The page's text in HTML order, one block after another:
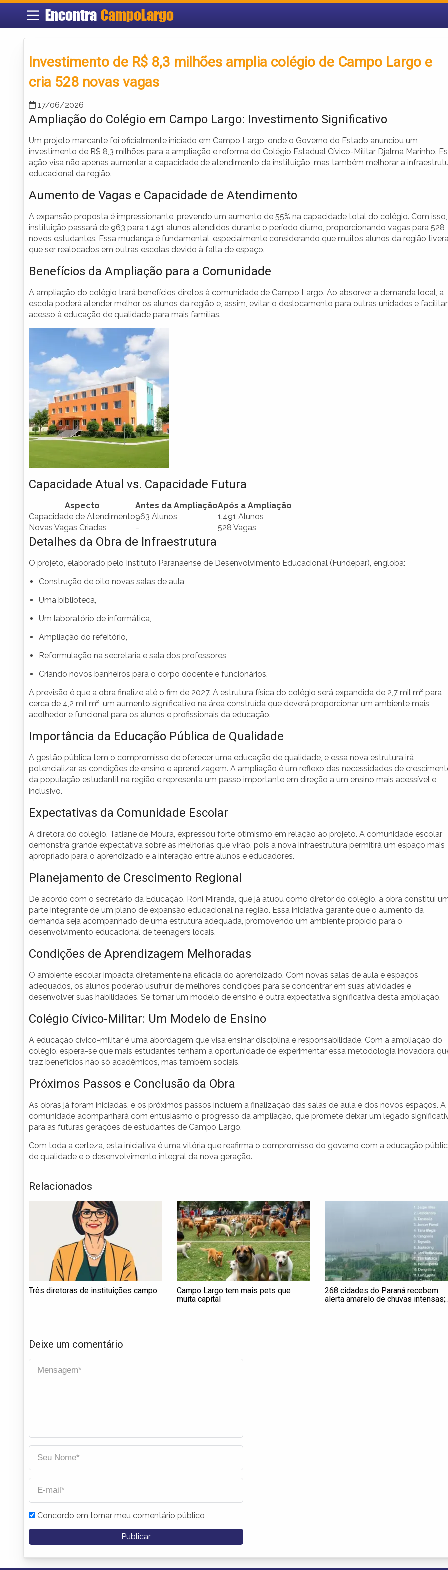
Encontra CampoLargo
Investimento de R$ 8,3 milhões amplia colégio de Campo Largo e
cria 528 novas vagas
17/06/2026
Ampliação do Colégio em Campo Largo: Investimento Significativo
Um projeto marcante foi oficialmente iniciado em Campo Largo, onde o Governo do Estado anunciou um
investimento de R$ 8,3 milhões para a ampliação e reforma do Colégio Estadual Cívico-Militar Djalma Marinho.
ação visa não apenas aumentar a capacidade de atendimento da instituição, mas também melhorar a
educacional da região.
Aumento de Vagas e Capacidade de Atendimento
A expansão proposta é impressionante, prevendo um aumento de 55% na capacidade total do colégio. Com
instituição passará de 963 para 1.491 alunos atendidos durante o período diurno, proporcionando vagas para 528
novos estudantes. Essa mudança é fundamental, especialmente considerando que muitos alunos da região
que ser realocados em outras escolas devido à falta de espaço.
Benefícios da Ampliação para a Comunidade
A ampliação do colégio trará benefícios diretos à comunidade de Campo Largo. Ao absorver a demanda local, a
escola poderá atender melhor os alunos da região e, assim, evitar o deslocamento para outras unidades e
acesso à educação de qualidade para mais famílias.
Capacidade Atual vs. Capacidade Futura
Aspecto Antes da AmpliaçãoApós a Ampliação
Capacidade de Atendimento963 Alunos
1.491 Alunos
Novas Vagas Criadas
– 528 Vagas
Detalhes da Obra de Infraestrutura
O projeto, elaborado pelo Instituto Paranaense de Desenvolvimento Educacional (Fundepar), engloba:
Construção de oito novas salas de aula,
Uma biblioteca,
Um laboratório de informática,
Ampliação do refeitório,
Reformulação na secretaria e sala dos professores,
Criando novos banheiros para o corpo docente e funcionários.
A previsão é que a obra finalize até o fim de 2027. A estrutura física do colégio será expandida de 2,7 mil m² para
cerca de 4,2 mil m², um aumento significativo na área construída que deverá proporcionar um ambiente mais
acolhedor e funcional para os alunos e profissionais da educação.
Importância da Educação Pública de Qualidade
A gestão pública tem o compromisso de oferecer uma educação de qualidade, e essa nova estrutura irá
potencializar as condições de ensino e aprendizagem. A ampliação é um reflexo das necessidades de
da população estudantil na região e representa um passo importante em direção a um ensino mais acessível e
inclusivo.
Expectativas da Comunidade Escolar
A diretora do colégio, Tatiane de Moura, expressou forte otimismo em relação ao projeto. A comunidade escolar
demonstra grande expectativa sobre as melhorias que virão, pois a nova infraestrutura permitirá um espaço mais
apropriado para o aprendizado e a interação entre alunos e educadores.
Planejamento de Crescimento Regional
De acordo com o secretário da Educação, Roni Miranda, que já atuou como diretor do colégio, a obra constitui
parte integrante de um plano de expansão educacional na região. Essa iniciativa garante que o aumento da
demanda seja acompanhado de uma estrutura adequada, promovendo um ambiente propício para o
desenvolvimento educacional de teenagers locais.
Condições de Aprendizagem Melhoradas
O ambiente escolar impacta diretamente na eficácia do aprendizado. Com novas salas de aula e espaços
adequados, os alunos poderão usufruir de melhores condições para se concentrar em suas atividades e
desenvolver suas habilidades. Se tornar um modelo de ensino é outra expectativa significativa desta ampliação.
Colégio Cívico-Militar: Um Modelo de Ensino
A educação cívico-militar é uma abordagem que visa ensinar disciplina e responsabilidade. Com a ampliação do
colégio, espera-se que mais estudantes tenham a oportunidade de experimentar essa metodologia inovadora
traz benefícios não só acadêmicos, mas também sociais.
Próximos Passos e Conclusão da Obra
As obras já foram iniciadas, e os próximos passos incluem a finalização das salas de aula e dos novos espaços. A
comunidade acompanhará com entusiasmo o progresso da ampliação, que promete deixar um legado
para as futuras gerações de estudantes de Campo Largo.
Com toda a certeza, esta iniciativa é uma vitória que reafirma o compromisso do governo com a educação
de qualidade e o desenvolvimento integral da nova geração.
Relacionados
Três diretoras de instituições campo
Campo Largo tem mais pets que
muita capital
268 cidades do Paraná recebem
alerta amarelo de chuvas intensas;
Deixe um comentário
Concordo em tornar meu comentário público